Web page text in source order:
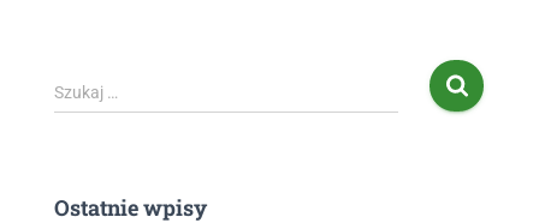
Szukaj …
Ostatnie wpisy